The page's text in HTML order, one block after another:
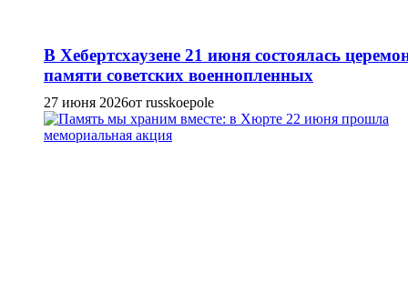
В Хебертсхаузене 21 июня состоялась
памяти советских военнопленных
27 июня 2026от russkoepole